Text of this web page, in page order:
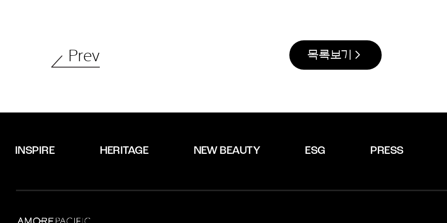
목록보기
Prev
HERITAGE
INSPIRE ESG PRESS
NEW BEAUTY